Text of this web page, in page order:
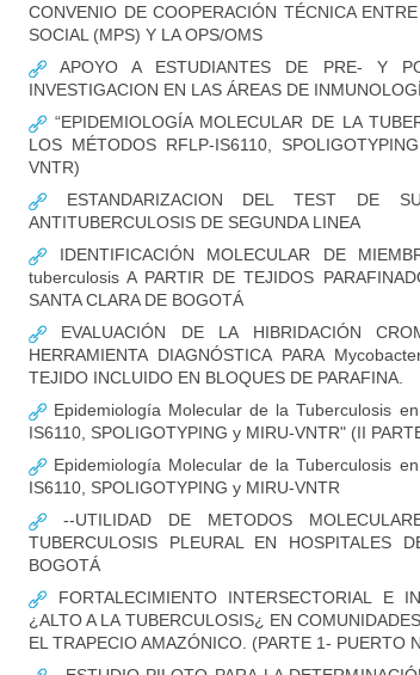
CONVENIO DE COOPERACIÓN TÉCNICA
SOCIAL (MPS) Y LA OPS/OMS
APOYO A ESTUDIANTES DE PRE- Y
INVESTIGACION EN LAS ÁREAS DE
“EPIDEMIOLOGÍA MOLECULAR DE LA
LOS MÉTODOS RFLP-IS6110,
VNTR)
ESTANDARIZACION DEL TEST DE
ANTITUBERCULOSIS DE SEGUNDA LINEA
IDENTIFICACIÓN MOLECULAR DE
tuberculosis A PARTIR DE TEJIDOS
SANTA CLARA DE BOGOTÁ
EVALUACIÓN DE LA HIBRIDACIÓN
HERRAMIENTA DIAGNÓSTICA PARA
TEJIDO INCLUIDO EN BLOQUES DE PARAFINA.
Epidemiología Molecular de la Tuberculosis
IS6110, SPOLIGOTYPING y MIRU-VNTR" (II
Epidemiología Molecular de la Tuberculosis
IS6110, SPOLIGOTYPING y MIRU-VNTR
--UTILIDAD DE METODOS
TUBERCULOSIS PLEURAL EN HOSPITALES
BOGOTÁ
FORTALECIMIENTO INTERSECTORIAL E
¿ALTO A LA TUBERCULOSIS¿ EN
EL TRAPECIO AMAZÓNICO. (PARTE 1- PUERTO